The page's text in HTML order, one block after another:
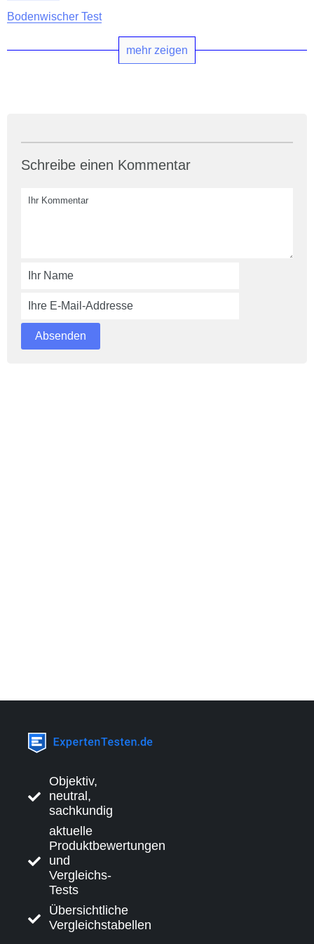
Bodenwischer Test
mehr zeigen
Schreibe einen Kommentar
Objektiv,
neutral,
sachkundig
aktuelle
Produktbewertungen
und
Vergleichs-
Tests
Übersichtliche
Vergleichstabellen